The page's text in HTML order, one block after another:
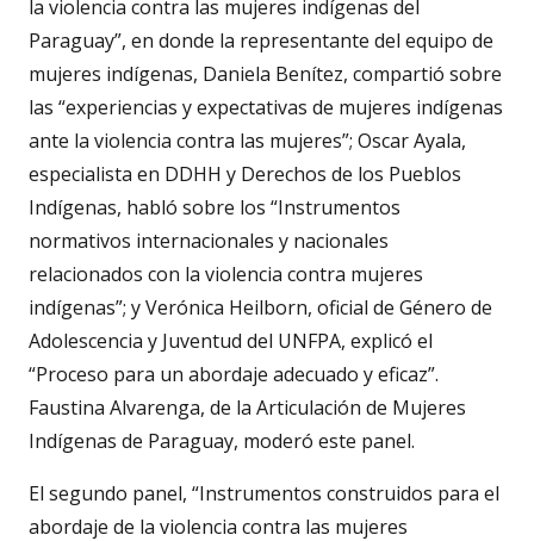
la violencia contra las mujeres indígenas del
Paraguay”, en donde la representante del equipo de
mujeres indígenas, Daniela Benítez, compartió sobre
las “experiencias y expectativas de mujeres indígenas
ante la violencia contra las mujeres”; Oscar Ayala,
especialista en DDHH y Derechos de los Pueblos
Indígenas, habló sobre los “Instrumentos
normativos internacionales y nacionales
relacionados con la violencia contra mujeres
indígenas”; y Verónica Heilborn, oficial de Género de
Adolescencia y Juventud del UNFPA, explicó el
“Proceso para un abordaje adecuado y eficaz”.
Faustina Alvarenga, de la Articulación de Mujeres
Indígenas de Paraguay, moderó este panel.
El segundo panel, “Instrumentos construidos para el
abordaje de la violencia contra las mujeres